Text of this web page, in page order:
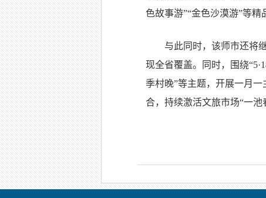
色故事游”“金色沙漠游”等精
与此同时，该师市还将
现全省覆盖。同时，围绕
季村晚”等主题，开展一月
合，持续激活文旅市场“一池